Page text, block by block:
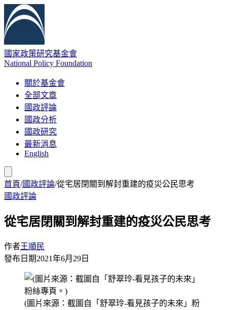
國家政策研究基金會
National Policy Foundation
關於基金會
全部文章
國政評論
國政分析
國政研究
最新消息
English
首頁/國政評論/從宅居閉關到解封重建的疫災公民思考
國政評論
從宅居閉關到解封重建的疫災公民思考
作者王順民
發布日期2021年6月29日
(圖片來源：截圖自「舒翠玲-看見孩子的未來」粉